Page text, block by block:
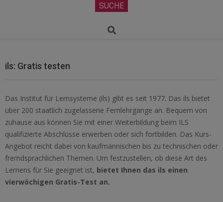
SUCHE
Search
ils: Gratis testen
Das Institut für Lernsysteme (ils) gibt es seit 1977. Das ils bietet
über 200 staatlich zugelassene Fernlehrgänge an. Bequem von
zuhause aus können Sie mit einer Weiterbildung beim ILS
qualifizierte Abschlüsse erwerben oder sich fortbilden. Das Kurs-
Angebot reicht dabei von kaufmännischen bis zu technischen oder
fremdsprachlichen Themen. Um festzustellen, ob diese Art des
Lernens für Sie geeignet ist, bietet Ihnen das ils einen
vierwöchigen Gratis-Test an.